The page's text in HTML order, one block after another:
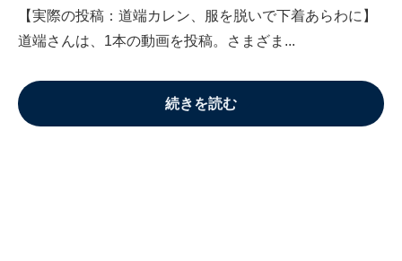
【実際の投稿：道端カレン、服を脱いで下着あらわに】
道端さんは、1本の動画を投稿。さまざま...
続きを読む